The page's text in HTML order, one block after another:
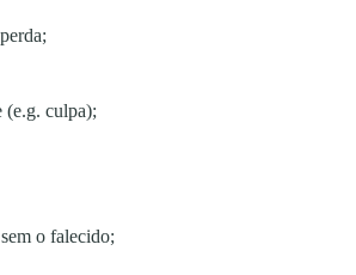
(e.g. culpa);
o falecido;